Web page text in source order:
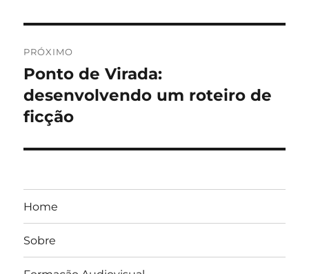
PRÓXIMO
Próximo
post:
Ponto de Virada:
desenvolvendo um roteiro de
ficção
Home
Sobre